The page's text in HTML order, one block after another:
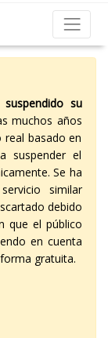
su
muchos años
basado en
suspender el
Se ha
similar
debido
que el público
en cuenta
gratuita.